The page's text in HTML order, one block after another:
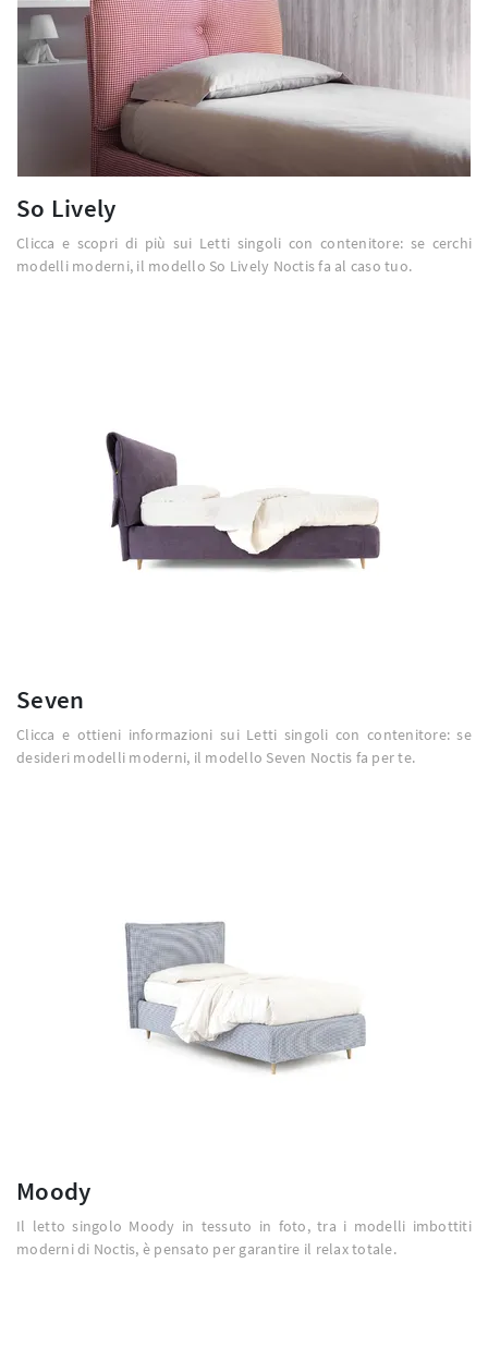
So Lively
Clicca e scopri di più sui Letti singoli con contenitore: se cerchi
modelli moderni, il modello So Lively Noctis fa al caso tuo.
Seven
Clicca e ottieni informazioni sui Letti singoli con contenitore: se
desideri modelli moderni, il modello Seven Noctis fa per te.
Moody
Il letto singolo Moody in tessuto in foto, tra i modelli imbottiti
moderni di Noctis, è pensato per garantire il relax totale.